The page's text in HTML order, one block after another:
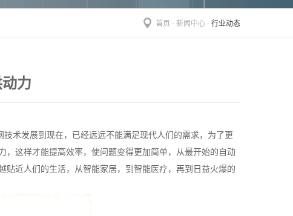
首页 -新闻中心-行业动态
力
术发展到现在，已经远远不能满足现代人们的需求，为了更
这样才能提高效率，使问题变得更加简单，从最开始的自动
近人们的生活，从智能家居，到智能医疗，再到日益火爆的